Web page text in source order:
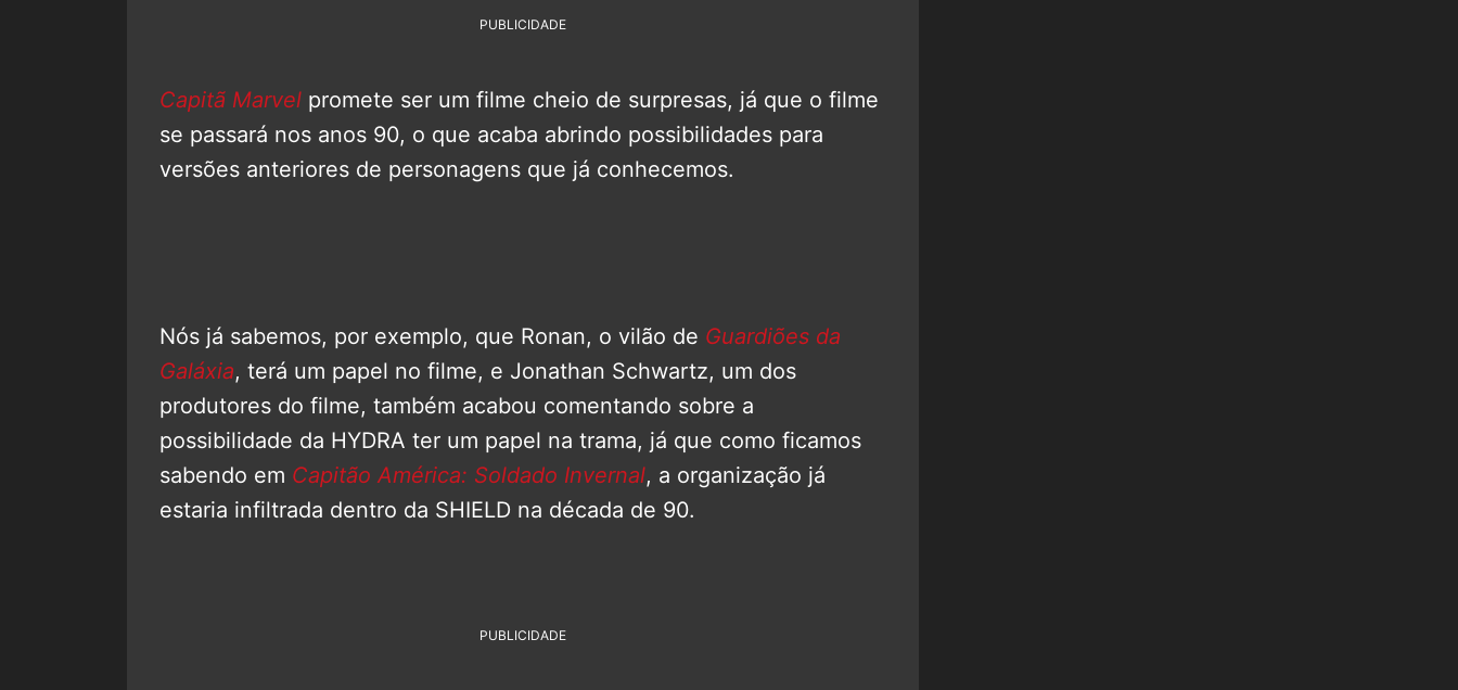
PUBLICIDADE
Capitã Marvel promete ser um filme cheio de surpresas, já que o filme
se passará nos anos 90, o que acaba abrindo possibilidades para
versões anteriores de personagens que já conhecemos.
Nós já sabemos, por exemplo, que Ronan, o vilão de Guardiões da
Galáxia, terá um papel no filme, e Jonathan Schwartz, um dos
produtores do filme, também acabou comentando sobre a
possibilidade da HYDRA ter um papel na trama, já que como ficamos
sabendo em Capitão América: Soldado Invernal, a organização já
estaria infiltrada dentro da SHIELD na década de 90.
PUBLICIDADE